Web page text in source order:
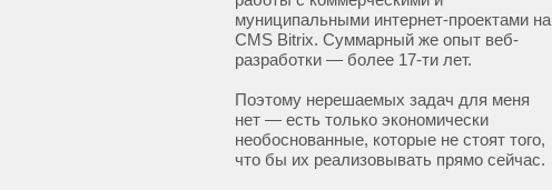
муниципальными интернет-проектами на
CMS Bitrix. Суммарный же опыт веб-
разработки — более 17-ти лет.
Поэтому нерешаемых задач для меня
нет — есть только экономически
необоснованные, которые не стоят того,
что бы их реализовывать прямо сейчас.